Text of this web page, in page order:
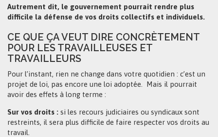
Autrement dit, le gouvernement pourrait rendre plus
difficile la défense de vos droits collectifs et individuels.
CE QUE ÇA VEUT DIRE CONCRÈTEMENT
POUR LES TRAVAILLEUSES ET
TRAVAILLEURS
Pour l’instant, rien ne change dans votre quotidien : c’est un
projet de loi, pas encore une loi adoptée. Mais il pourrait
avoir des effets à long terme :
Sur vos droits : si les recours judiciaires ou syndicaux sont
restreints, il sera plus difficile de faire respecter vos droits au
travail.